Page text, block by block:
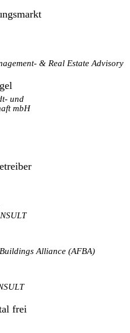
& Real Estate Advisory
und
mbH
Alliance (AFBA)
frei